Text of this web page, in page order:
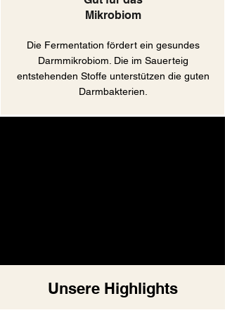
Mikrobiom
Die Fermentation fördert ein gesundes
Darmmikrobiom. Die im Sauerteig
entstehenden Stoffe unterstützen die guten
Darmbakterien.
Unsere Highlights